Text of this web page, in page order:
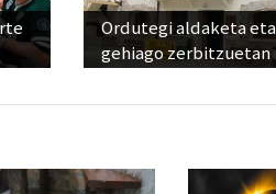
Ordutegi aldaketa
gehiago zerbitzuetan